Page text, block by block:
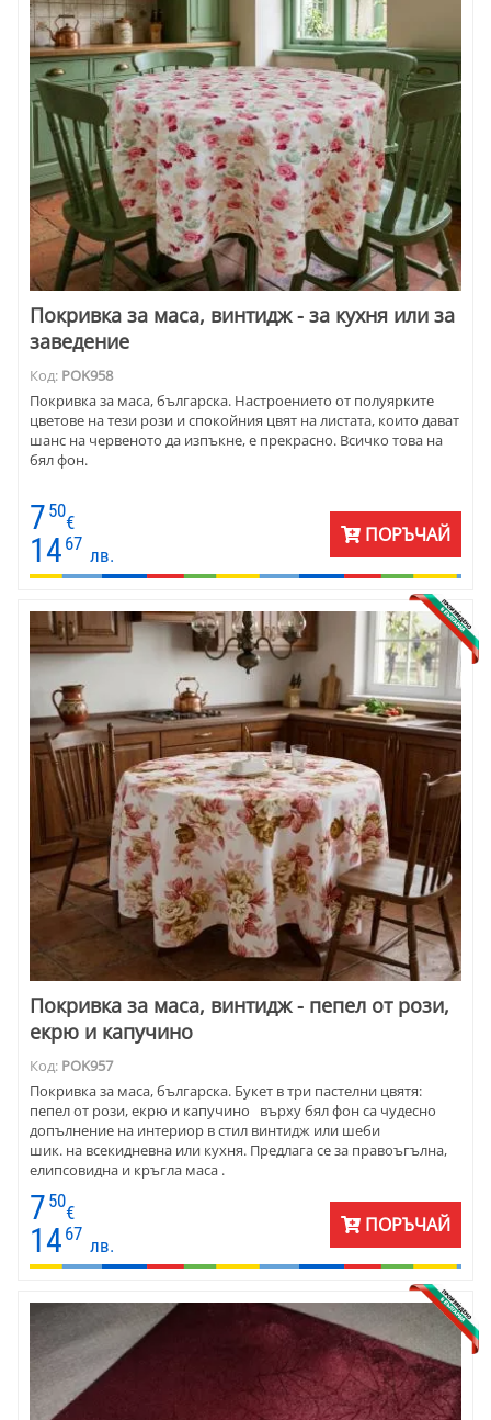
Покривка за маса, винтидж - за кухня или за
заведение
Код: POK958
Покривка за маса, българска. Настроението от полуярките
цветове на тези рози и спокойния цвят на листата, които дават
шанс на червеното да изпъкне, е прекрасно. Всичко това на
бял фон.
7 50
€
14 67
лв.
ПОРЪЧАЙ
Покривка за маса, винтидж - пепел от рози,
екрю и капучино
Код: POK957
Покривка за маса, българска. Букет в три пастелни цвятя:
пепел от рози, екрю и капучино върху бял фон са чудесно
допълнение на интериор в стил винтидж или шеби
шик. на всекидневна или кухня. Предлага се за правоъгълна,
елипсовидна и кръгла маса .
7 50
€
14 67
лв.
ПОРЪЧАЙ